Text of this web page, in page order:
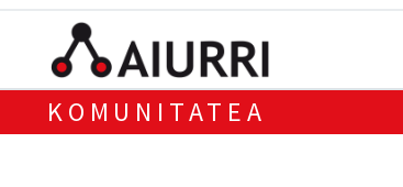
KOMUNITATEA